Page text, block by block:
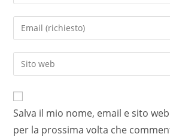
Salva il mio nome, email e sito
per la prossima volta che